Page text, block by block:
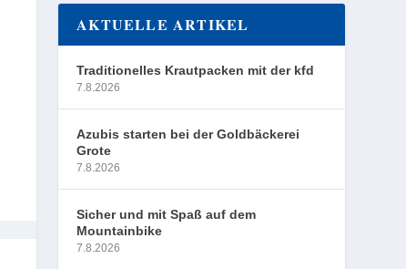
AKTUELLE ARTIKEL
Traditionelles Krautpacken mit der kfd
7.8.2026
Azubis starten bei der Goldbäckerei
Grote
7.8.2026
Sicher und mit Spaß auf dem
Mountainbike
7.8.2026